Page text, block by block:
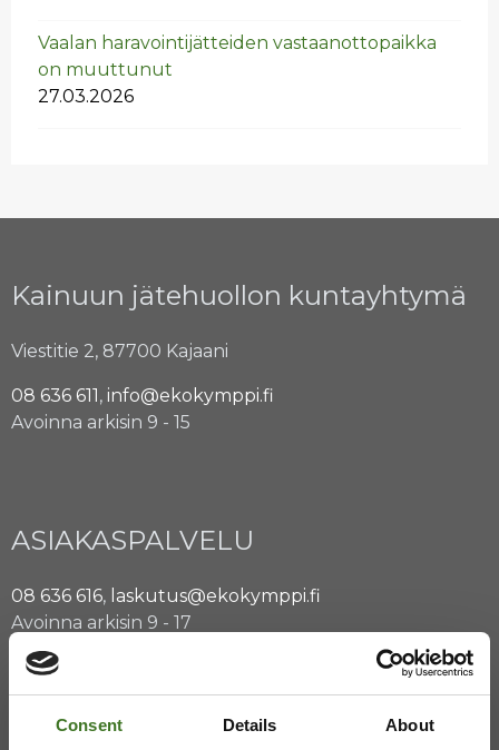
Consent Details About
Vaa­lan ha­ra­voin­ti­jät­tei­den vas­taan­ot­to­paik­ka
on muut­tu­nut
27.03.2026
Kainuun jätehuollon kuntayhtymä
Viestitie 2, 87700 Kajaani
08 636 611, info@ekokymppi.fi
Avoinna arkisin 9 - 15
ASIAKASPALVELU
08 636 616, laskutus@ekokymppi.fi
Avoinna arkisin 9 - 17
Majasaaren jätekeskus
Mustantie 500, 87900 Kajaani